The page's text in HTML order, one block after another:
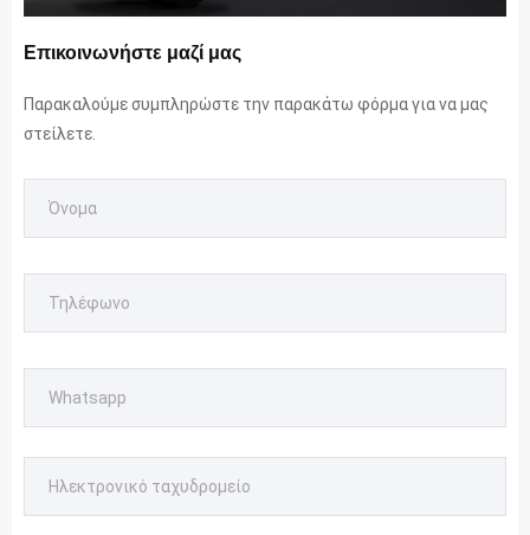
Επικοινωνήστε μαζί μας
Παρακαλούμε συμπληρώστε την παρακάτω φόρμα για να μας
στείλετε.